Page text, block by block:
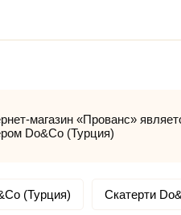
магазин «Прованс»
Do&Co (Турция)
(Турция) Скатерти